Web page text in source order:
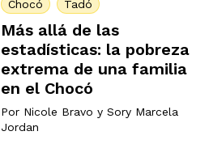
Chocó Tadó
Más allá de las
estadísticas: la pobreza
extrema de una familia
en el Chocó
Por Nicole Bravo y Sory Marcela
Jordan